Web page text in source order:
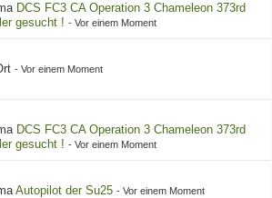
DCS FC3 CA Operation 3 Chameleon 373rd
gesucht ! - Vor einem Moment
- Vor einem Moment
DCS FC3 CA Operation 3 Chameleon 373rd
gesucht ! - Vor einem Moment
Autopilot der Su25 - Vor einem Moment